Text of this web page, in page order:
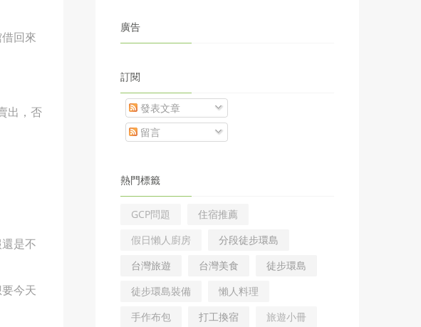
回來
出，否
是不
今天
廣告
訂閱
發表文章
留言
熱門標籤
GCP問題
住宿推薦
假日懶人廚房
分段徒步環島
台灣旅遊
台灣美食
徒步環島
徒步環島裝備
懶人料理
手作布包
打工換宿
旅遊小冊